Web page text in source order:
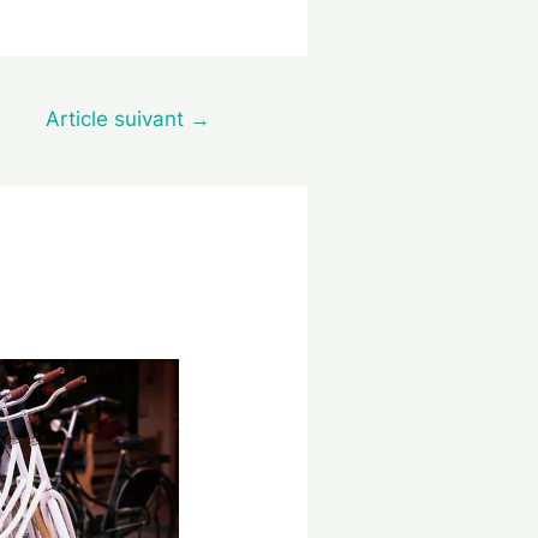
Article suivant →